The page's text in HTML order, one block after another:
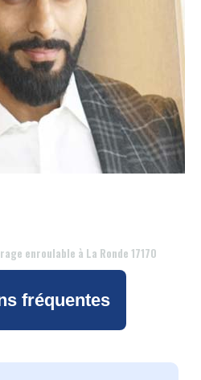
enroulable à La Ronde 17170
fréquentes